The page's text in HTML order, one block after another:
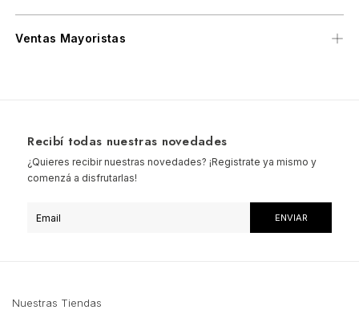
Ventas Mayoristas
Recibí todas nuestras novedades
¿Quieres recibir nuestras novedades? ¡Registrate ya mismo y
comenzá a disfrutarlas!
Nuestras Tiendas